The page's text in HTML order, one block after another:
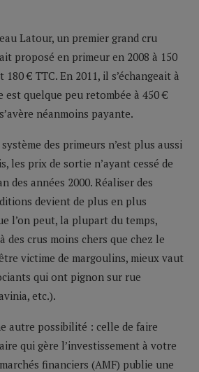
Latour, un premier grand cru
proposé en primeur en 2008 à 150
€ TTC. En 2011, il s’échangeait à
est quelque peu retombée à 450 €
néanmoins payante.
des primeurs n’est plus aussi
les prix de sortie n’ayant cessé de
des années 2000. Réaliser des
devient de plus en plus
l’on peut, la plupart du temps,
des crus moins chers que chez le
victime de margoulins, mieux vaut
qui ont pignon sur rue
etc.).
autre possibilité : celle de faire
qui gère l’investissement à votre
financiers (AMF) publie une